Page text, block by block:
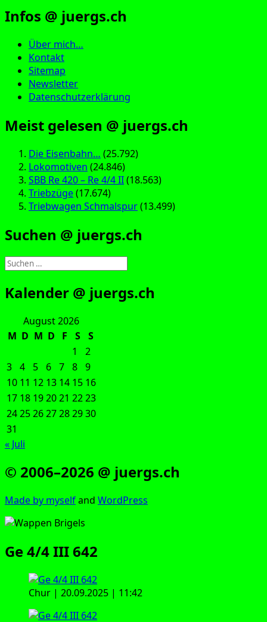
Infos @ juergs.ch
Über mich…
Kontakt
Sitemap
Newsletter
Datenschutzerklärung
Meist gelesen @ juergs.ch
Die Eisenbahn… (25.792)
Lokomotiven (24.846)
SBB Re 420 – Re 4/4 II(18.563)
Triebzüge(17.674)
Triebwagen Schmalspur(13.499)
Suchen @ juergs.ch
Suchen
nach:
Kalender @ juergs.ch
August 2026
M D M D F S
S
1
2
3 4 5 6 7 8 9
10 11 12 13 14 15 16
17 18 192021 2223
24252627282930
31
« Juli
© 2006–2026 @ juergs.ch
Made by mys­elfand Word­Press
Ge 4/4 III 642
Chur | 20.09.2025 | 11:42